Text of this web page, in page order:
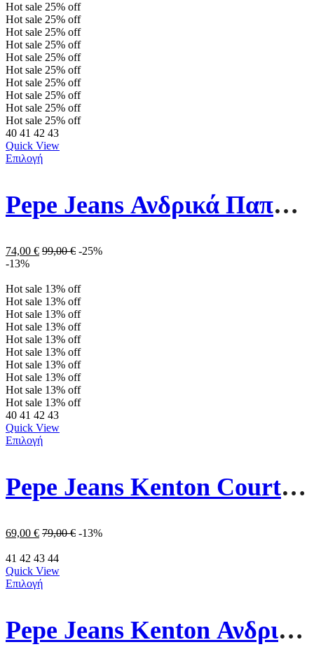
Hot sale 25% off
Hot sale 25% off
Hot sale 25% off
Hot sale 25% off
Hot sale 25% off
Hot sale 25% off
Hot sale 25% off
Hot sale 25% off
Hot sale 25% off
Hot sale 25% off
40 41 42 43
Quick View
Επιλογή
Pepe Jeans Ανδρικά Παπούτσια PMS30985-999 Μαύρα
74,00 € 99,00€ -25%
-13%
Hot sale 13% off
Hot sale 13% off
Hot sale 13% off
Hot sale 13% off
Hot sale 13% off
Hot sale 13% off
Hot sale 13% off
Hot sale 13% off
Hot sale 13% off
Hot sale 13% off
40 41 42 43
Quick View
Επιλογή
Pepe Jeans Kenton Court Ανδρικά Παπούτσια PMS30839-878 Καφέ
69,00 € 79,00€ -13%
41 42 43 44
Quick View
Επιλογή
Pepe Jeans Kenton Ανδρικά Παπούτσια PMS30839-999 Μαύρα